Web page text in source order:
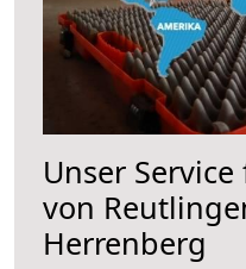
Unser
von
Herrenberg